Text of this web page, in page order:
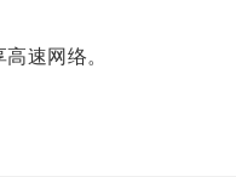
速网络。